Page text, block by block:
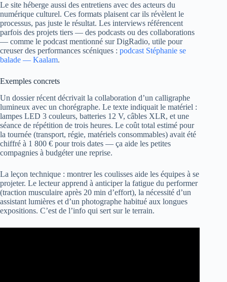
Le site héberge aussi des entretiens avec des acteurs du
numérique culturel. Ces formats plaisent car ils révèlent le
processus, pas juste le résultat. Les interviews référencent
parfois des projets tiers — des podcasts ou des collaborations
— comme le podcast mentionné sur DigRadio, utile pour
creuser des performances scéniques : podcast Stéphanie se
balade — Kaalam.
Exemples concrets
Un dossier récent décrivait la collaboration d’un calligraphe
lumineux avec un chorégraphe. Le texte indiquait le matériel :
lampes LED 3 couleurs, batteries 12 V, câbles XLR, et une
séance de répétition de trois heures. Le coût total estimé pour
la tournée (transport, régie, matériels consommables) avait été
chiffré à 1 800 € pour trois dates — ça aide les petites
compagnies à budgéter une reprise.
La leçon technique : montrer les coulisses aide les équipes à se
projeter. Le lecteur apprend à anticiper la fatigue du performer
(traction musculaire après 20 min d’effort), la nécessité d’un
assistant lumières et d’un photographe habitué aux longues
expositions. C’est de l’info qui sert sur le terrain.